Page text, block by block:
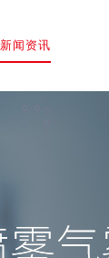
新闻资讯